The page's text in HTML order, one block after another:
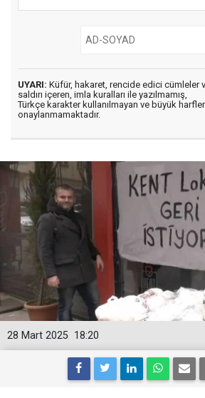
UYARI: Küfür, hakaret, rencide edici cümleler
saldırı içeren, imla kuralları ile yazılmamış,
Türkçe karakter kullanılmayan ve büyük
onaylanmamaktadır.
18:20
28 Mart 2025